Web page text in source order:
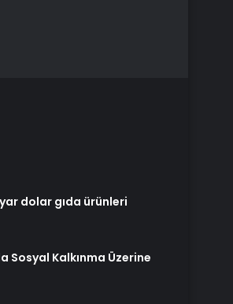
dolar gıda ürünleri
Sosyal Kalkınma Üzerine